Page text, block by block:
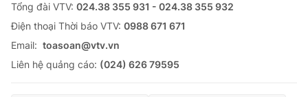
Tư vấn
Chuyên mục khác
Emagazine Podcast
Tổng đài VTV: 024.38 355 931 - 024.38 355 932
Ðiện thoại Thời báo VTV: 0988 671 671
Email: toasoan@vtv.vn
Liên hệ quảng cáo: (024) 626 79595